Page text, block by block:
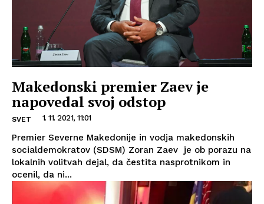
Makedonski premier Zaev je
napovedal svoj odstop
SVET 1. 11. 2021, 11:01
Premier Severne Makedonije in vodja makedonskih
socialdemokratov (SDSM) Zoran Zaev je ob porazu na
lokalnih volitvah dejal, da čestita nasprotnikom in
ocenil, da ni...